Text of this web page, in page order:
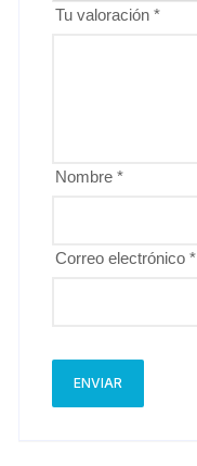
Tu valoración*
Nombre*
Correo electrónico*